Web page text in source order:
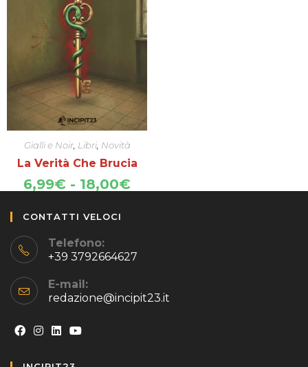
Gialli e Noir, Libri, Novità
La Verità Che Brucia
6,99€ - 18,00€Fascia
a
18,00€
CONTATTI VELOCI
Telefono:
+39 3792664627
E-mail:
redazione@incipit23.it